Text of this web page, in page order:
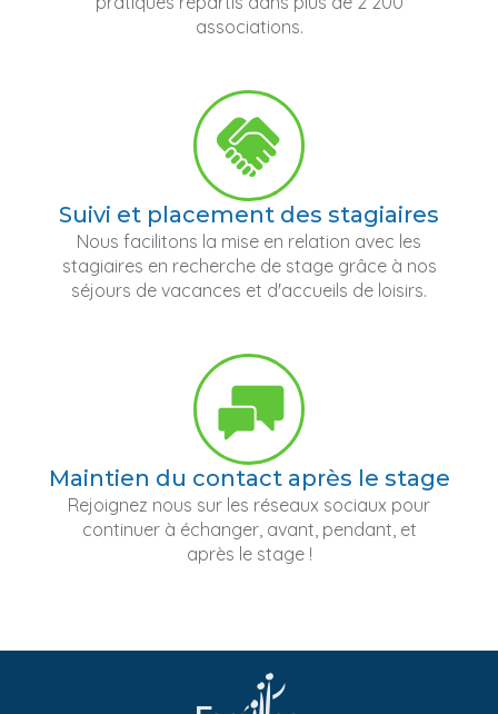
associations.
Suivi et placement des stagiaires
Nous facilitons la mise en relation avec les
stagiaires en recherche de stage grâce à nos
séjours de vacances et d'accueils de loisirs.
Maintien du contact après le stage
Rejoignez nous sur les réseaux sociaux pour
continuer à échanger, avant, pendant, et
après le stage !